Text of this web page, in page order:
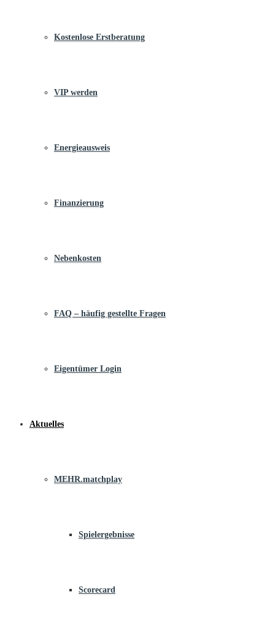
Kostenlose Erstberatung
VIP werden
Energieausweis
Finanzierung
Nebenkosten
FAQ – häufig gestellte Fragen
Eigentümer Login
Aktuelles
MEHR.matchplay
Spielergebnisse
Scorecard